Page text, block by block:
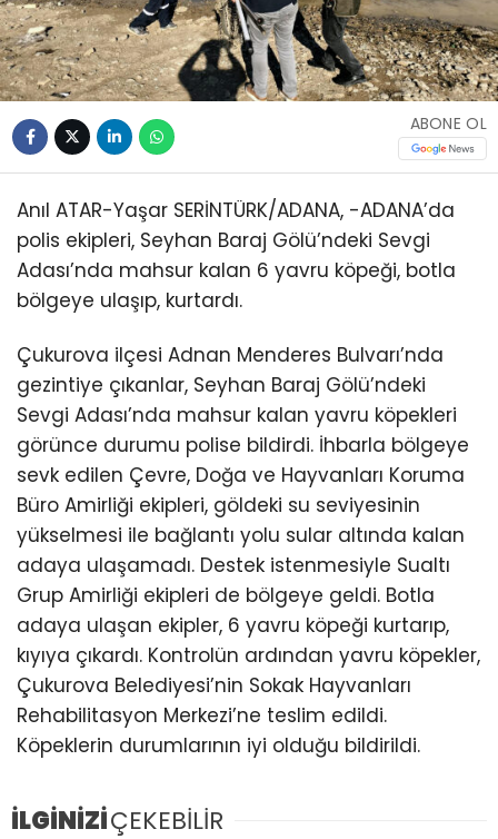
ABONE OL
Anıl ATAR-Yaşar SERİNTÜRK/ADANA, -ADANA’da
polis ekipleri, Seyhan Baraj Gölü’ndeki Sevgi
Adası’nda mahsur kalan 6 yavru köpeği, botla
bölgeye ulaşıp, kurtardı.
Çukurova ilçesi Adnan Menderes Bulvarı’nda
gezintiye çıkanlar, Seyhan Baraj Gölü’ndeki
Sevgi Adası’nda mahsur kalan yavru köpekleri
görünce durumu polise bildirdi. İhbarla bölgeye
sevk edilen Çevre, Doğa ve Hayvanları Koruma
Büro Amirliği ekipleri, göldeki su seviyesinin
yükselmesi ile bağlantı yolu sular altında kalan
adaya ulaşamadı. Destek istenmesiyle Sualtı
Grup Amirliği ekipleri de bölgeye geldi. Botla
adaya ulaşan ekipler, 6 yavru köpeği kurtarıp,
kıyıya çıkardı. Kontrolün ardından yavru köpekler,
Çukurova Belediyesi’nin Sokak Hayvanları
Rehabilitasyon Merkezi’ne teslim edildi.
Köpeklerin durumlarının iyi olduğu bildirildi.
İLGİNİZİÇEKEBİLİR